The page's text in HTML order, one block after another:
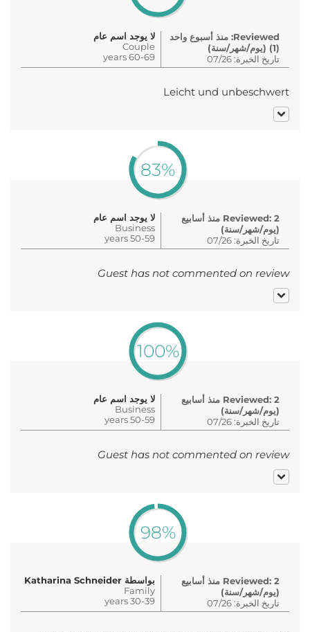
لا يوجد اسم عام
Couple
60-69 years
Reviewed: منذ أسبوع واحد
(1) (يوم/شهر/سنة)
تاريخ الخبرة: 07/26
Leicht und unbeschwert
83%
لا يوجد اسم عام
Business
50-59 years
Reviewed: 2 منذ أسابيع
(يوم/شهر/سنة)
تاريخ الخبرة: 07/26
Guest has not commented on review
100%
لا يوجد اسم عام
Business
50-59 years
Reviewed: 2 منذ أسابيع
(يوم/شهر/سنة)
تاريخ الخبرة: 07/26
Guest has not commented on review
98%
بواسطة Katharina Schneider
Family
30-39 years
Reviewed: 2 منذ أسابيع
(يوم/شهر/سنة)
تاريخ الخبرة: 07/26